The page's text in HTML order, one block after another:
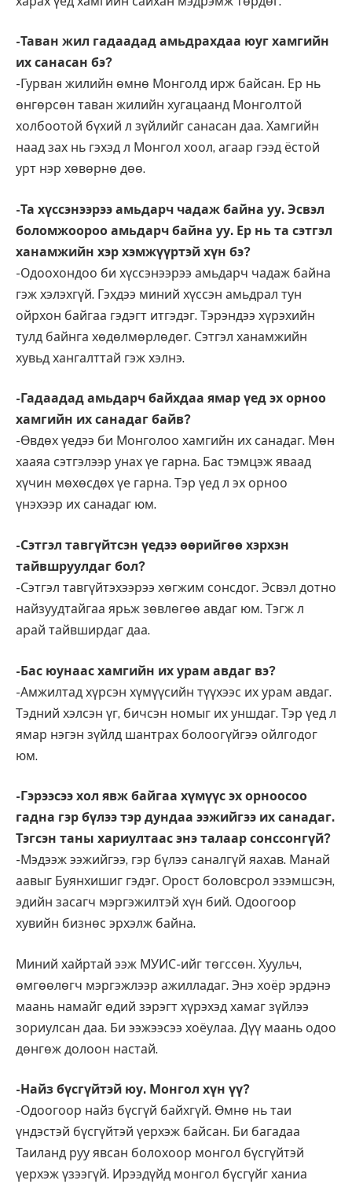
-Таван жил гадаадад амьдрахдаа юуг хамгийн
их санасан бэ?
-Гурван жилийн өмнө Монголд ирж байсан. Ер нь
өнгөрсөн таван жилийн хугацаанд Монголтой
холбоотой бүхий л зүйлийг санасан даа. Хамгийн
наад зах нь гэхэд л Монгол хоол, агаар гээд ёстой
урт нэр хөвөрнө дөө.
-Та хүссэнээрээ амьдарч чадаж байна уу. Эсвэл
боломжоороо амьдарч байна уу. Ер нь та сэтгэл
ханамжийн хэр хэмжүүртэй хүн бэ?
-Одоохондоо би хүссэнээрээ амьдарч чадаж байна
гэж хэлэхгүй. Гэхдээ миний хүссэн амьдрал тун
ойрхон байгаа гэдэгт итгэдэг. Тэрэндээ хүрэхийн
тулд байнга хөдөлмөрлөдөг. Сэтгэл ханамжийн
хувьд хангалттай гэж хэлнэ.
-Гадаадад амьдарч байхдаа ямар үед эх орноо
хамгийн их санадаг байв?
-Өвдөх үедээ би Монголоо хамгийн их санадаг. Мөн
хааяа сэтгэлээр унах үе гарна. Бас тэмцэж яваад
хүчин мөхөсдөх үе гарна. Тэр үед л эх орноо
үнэхээр их санадаг юм.
-Сэтгэл тавгүйтсэн үедээ өөрийгөө хэрхэн
тайвшруулдаг бол?
-Сэтгэл тавгүйтэхээрээ хөгжим сонсдог. Эсвэл дотно
найзуудтайгаа ярьж зөвлөгөө авдаг юм. Тэгж л
арай тайвширдаг даа.
-Бас юунаас хамгийн их урам авдаг вэ?
-Амжилтад хүрсэн хүмүүсийн түүхээс их урам авдаг.
Тэдний хэлсэн үг, бичсэн номыг их уншдаг. Тэр үед л
ямар нэгэн зүйлд шантрах болоогүйгээ ойлгодог
юм.
-Гэрээсээ хол явж байгаа хүмүүс эх орноосоо
гадна гэр бүлээ тэр дундаа ээжийгээ их санадаг.
Тэгсэн таны хариултаас энэ талаар сонссонгүй?
-Мэдээж ээжийгээ, гэр бүлээ саналгүй яахав. Манай
аавыг Буянхишиг гэдэг. Орост боловсрол эзэмшсэн,
эдийн засагч мэргэжилтэй хүн бий. Одоогоор
хувийн бизнөс эрхэлж байна.
Миний хайртай ээж МУИС-ийг төгссөн. Хуульч,
өмгөөлөгч мэргэжлээр ажилладаг. Энэ хоёр эрдэнэ
маань намайг өдий зэрэгт хүрэхэд хамаг зүйлээ
зориулсан даа. Би ээжээсээ хоёулаа. Дүү маань одоо
дөнгөж долоон настай.
-Найз бүсгүйтэй юу. Монгол хүн үү?
-Одоогоор найз бүсгүй байхгүй. Өмнө нь таи
үндэстэй бүсгүйтэй үерхэж байсан. Би багадаа
Таиланд руу явсан болохоор монгол бүсгүйтэй
үерхэж үзээгүй. Ирээдүйд монгол бүсгүйг ханиа